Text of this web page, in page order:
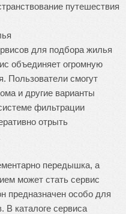
путешествия
для подбора жилья
объединяет огромную
Пользователи смогут
и другие варианты
фильтрации
отрыть
передышка, а
может стать сервис
предназначен особо для
В каталоге сервиса